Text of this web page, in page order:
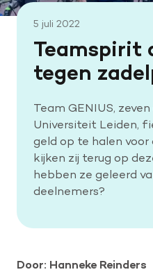
Onze missie
Contact
5 juli 2022
Teamspirit
tegen
Team GENIUS,
Universiteit Leiden,
geld op te halen
kijken zij terug op
hebben ze geleerd
deelnemers?
Door: Hanneke Reinders